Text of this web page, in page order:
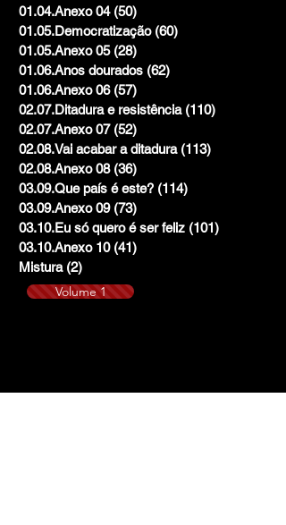
01.04.Anexo 04 (50)
01.05.Democratização (60)
01.05.Anexo 05 (28)
01.06.Anos dourados (62)
01.06.Anexo 06 (57)
02.07.Ditadura e resistência (110)
02.07.Anexo 07 (52)
02.08.Vai acabar a ditadura (113)
02.08.Anexo 08 (36)
03.09.Que país é este? (114)
03.09.Anexo 09 (73)
03.10.Eu só quero é ser feliz (101)
03.10.Anexo 10 (41)
Mistura (2)
Volume 1